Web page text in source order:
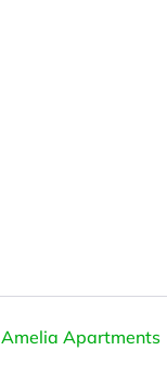
Amelia Apartments